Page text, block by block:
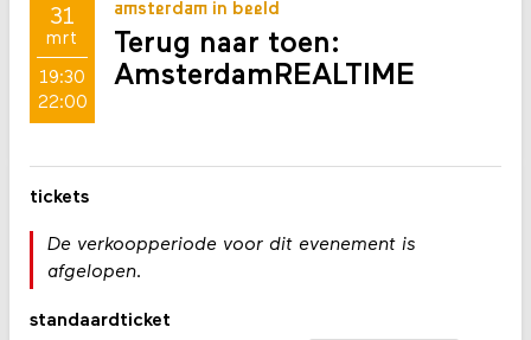
31
mrt
19:30
22:00
amsterdam in beeld
Terug naar toen:
AmsterdamREALTIME
tickets
De verkoopperiode voor dit evenement is
afgelopen.
standaardticket